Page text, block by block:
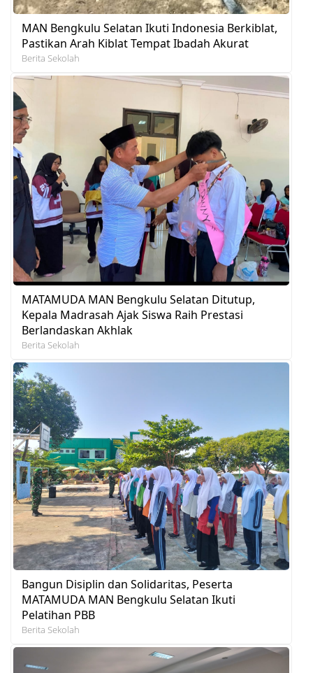
MAN Bengkulu Selatan Ikuti Indonesia Berkiblat,
Pastikan Arah Kiblat Tempat Ibadah Akurat
Berita Sekolah
MATAMUDA MAN Bengkulu Selatan Ditutup,
Kepala Madrasah Ajak Siswa Raih Prestasi
Berlandaskan Akhlak
Berita Sekolah
Bangun Disiplin dan Solidaritas, Peserta
MATAMUDA MAN Bengkulu Selatan Ikuti
Pelatihan PBB
Berita Sekolah